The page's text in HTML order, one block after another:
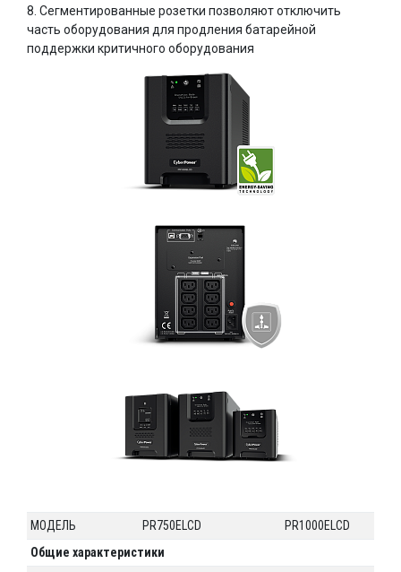
8. Сегментированные розетки позволяют отключить
часть оборудования для продления батарейной
поддержки критичного оборудования
МОДЕЛЬ PR750ELCD
PR1000ELCD
Общие характеристики